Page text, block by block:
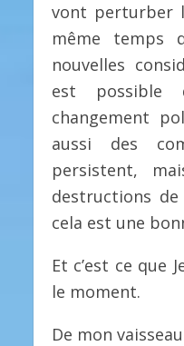
vont perturber
même temps
nouvelles
est possible
changement
aussi des
persistent,
destructions
cela est une
Et c’est ce que
le moment.
De mon